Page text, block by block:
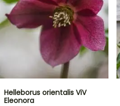
Helleborus orientalis ViV
Eleonora